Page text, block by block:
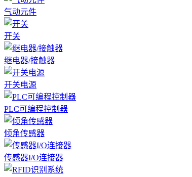
气动元件
开关
继电器/接触器
开关电源
PLC可编程控制器
倾角传感器
传感器I/O连接器